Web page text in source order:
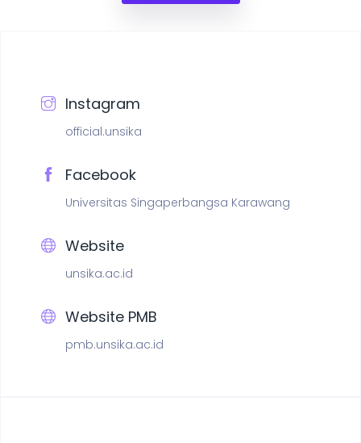
Instagram
official.unsika
Facebook
Universitas Singaperbangsa Karawang
Website
unsika.ac.id
Website PMB
pmb.unsika.ac.id